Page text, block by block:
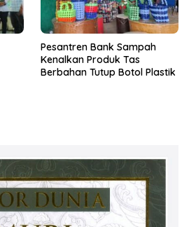
Pesantren Bank Sampah
Kenalkan Produk Tas
Berbahan Tutup Botol Plastik